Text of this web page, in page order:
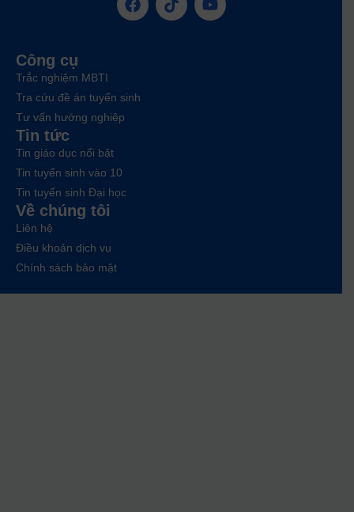
Công cụ
Trắc nghiệm MBTI
Tra cứu đề án tuyển sinh
Tư vấn hướng nghiệp
Tin tức
Tin giáo dục nổi bật
Tin tuyển sinh vào 10
Tin tuyển sinh Đại học
Về chúng tôi
Liên hệ
Điều khoản dịch vụ
Chính sách bảo mật